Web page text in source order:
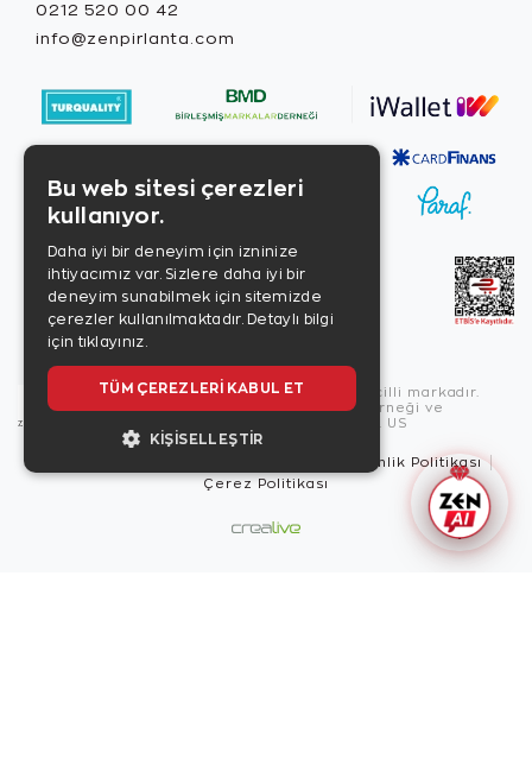
0212 520 00 42
info@zenpirlanta.com
Copyright © 2026, Zen Diamond tescilli markadır.
Zen Diamond Birleşmiş Markalar Derneği ve
Turquality Destek Programı üyesidir. US
Güvenlik Politikası
Çerez Politikası
Bu web sitesi çerezleri
kullanıyor.
Daha iyi bir deneyim için izninize
ihtiyacımız var. Sizlere daha iyi bir
deneyim sunabilmek için sitemizde
çerezler kullanılmaktadır. Detaylı bilgi
için tıklayınız.
TÜM ÇEREZLERI KABUL ET
KIŞISELLEŞTIR